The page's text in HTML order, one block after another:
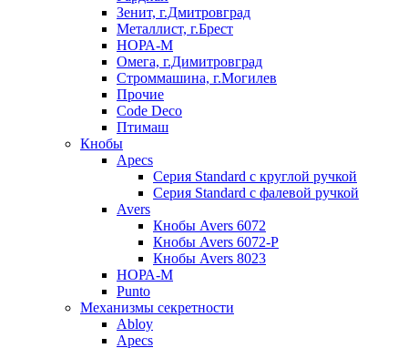
Зенит, г.Дмитровград
Металлист, г.Брест
НОРА-М
Омега, г.Димитровград
Строммашина, г.Могилев
Прочие
Code Deco
Птимаш
Кнобы
Apecs
Серия Standard с круглой ручкой
Серия Standard с фалевой ручкой
Avers
Кнобы Avers 6072
Кнобы Avers 6072-P
Кнобы Avers 8023
НОРА-М
Punto
Механизмы секретности
Abloy
Apecs